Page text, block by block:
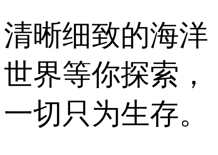
清晰细致的海洋
世界等你探索，
一切只为生存。